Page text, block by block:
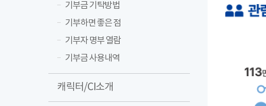
기부금 기탁방법
기부하면 좋은 점
기부자 명부 열람
기부금 사용내역
캐릭터/CI소개